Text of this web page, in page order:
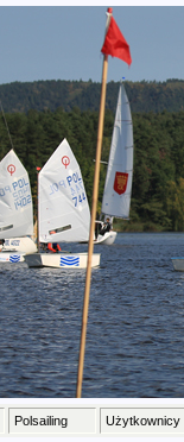
Polsailing Użytkownicy